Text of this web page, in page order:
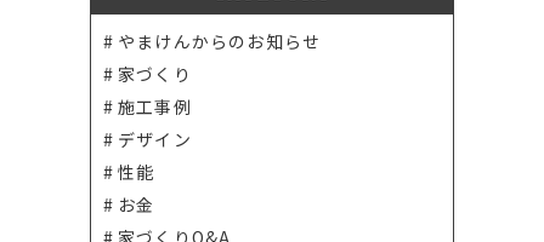
やまけんからのお知らせ
家づくり
施工事例
デザイン
性能
お金